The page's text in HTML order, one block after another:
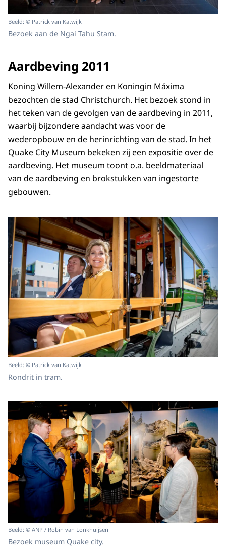
Beeld: © Patrick van Katwijk
Bezoek aan de Ngai Tahu Stam.
Aardbeving 2011
Koning Willem-Alexander en Koningin Máxima
bezochten de stad Christchurch. Het bezoek stond in
het teken van de gevolgen van de aardbeving in 2011,
waarbij bijzondere aandacht was voor de
wederopbouw en de herinrichting van de stad. In het
Quake City Museum bekeken zij een expositie over de
aardbeving. Het museum toont o.a. beeldmateriaal
van de aardbeving en brokstukken van ingestorte
gebouwen.
Beeld: © Patrick van Katwijk
Rondrit in tram.
Beeld: © ANP / Robin van Lonkhuijsen
Bezoek museum Quake city.